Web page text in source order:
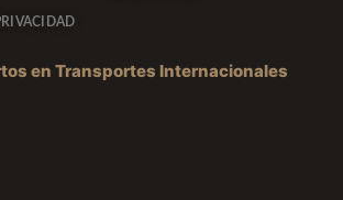
en Transportes Internacionales